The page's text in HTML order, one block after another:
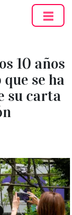
10 años
se ha
su carta